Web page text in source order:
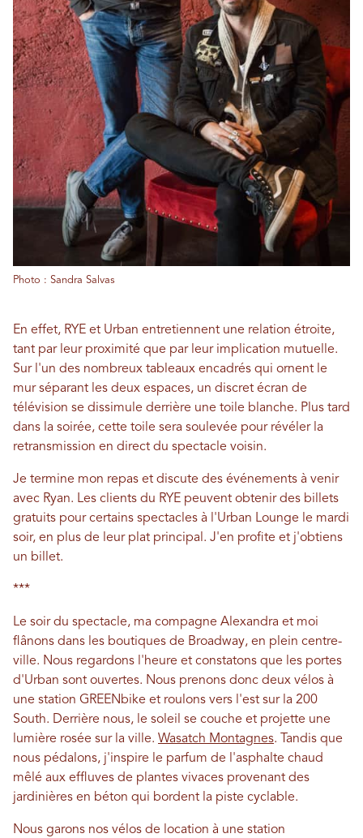
Photo : Sandra Salvas
En effet, RYE et Urban entretiennent une relation étroite,
tant par leur proximité que par leur implication mutuelle.
Sur l'un des nombreux tableaux encadrés qui ornent le
mur séparant les deux espaces, un discret écran de
télévision se dissimule derrière une toile blanche. Plus tard
dans la soirée, cette toile sera soulevée pour révéler la
retransmission en direct du spectacle voisin.
Je termine mon repas et discute des événements à venir
avec Ryan. Les clients du RYE peuvent obtenir des billets
gratuits pour certains spectacles à l'Urban Lounge le mardi
soir, en plus de leur plat principal. J'en profite et j'obtiens
un billet.
***
Le soir du spectacle, ma compagne Alexandra et moi
flânons dans les boutiques de Broadway, en plein centre-
ville. Nous regardons l'heure et constatons que les portes
d'Urban sont ouvertes. Nous prenons donc deux vélos à
une station GREENbike et roulons vers l'est sur la 200
South. Derrière nous, le soleil se couche et projette une
lumière rosée sur la ville. Wasatch Montagnes. Tandis que
nous pédalons, j'inspire le parfum de l'asphalte chaud
mêlé aux effluves de plantes vivaces provenant des
jardinières en béton qui bordent la piste cyclable.
Nous garons nos vélos de location à une station